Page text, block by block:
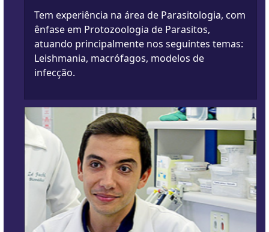
Tem experiência na área de Parasitologia, com
ênfase em Protozoologia de Parasitos,
atuando principalmente nos seguintes temas:
Leishmania, macrófagos, modelos de
infecção.